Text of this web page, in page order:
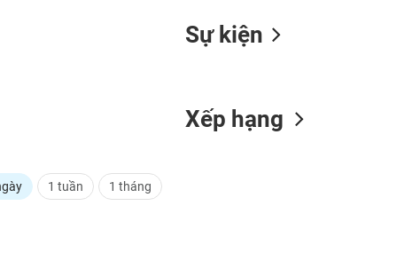
Sự kiện
1 tuần 1 tháng
Xếp hạng